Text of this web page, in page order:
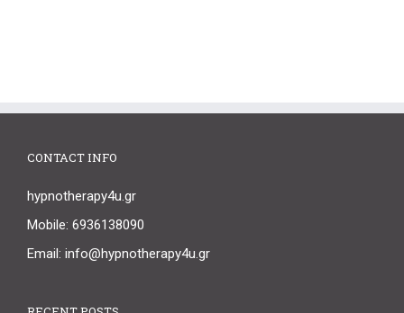
CONTACT INFO
hypnotherapy4u.gr
Mobile: 6936138090
Email: info@hypnotherapy4u.gr